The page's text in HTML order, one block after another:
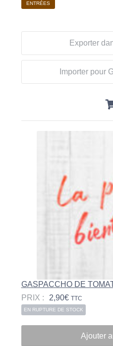
ENTRÉES
Exporter
Importer pour
GASPACCHO DE
PRIX :
2,90€ TTC
EN RUPTURE DE STOCK
Ajouter